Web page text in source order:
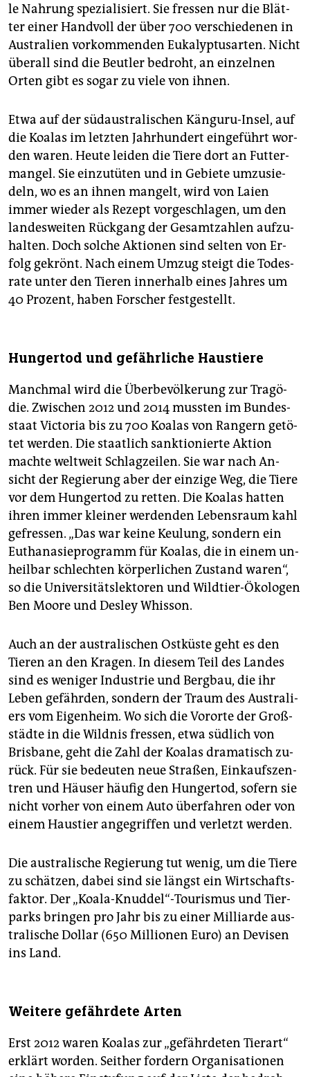
le Nah­rung spe­zia­li­siert. Sie fres­sen nur die Blät­
ter einer Hand­voll der über 700 ver­schie­de­nen in
Aus­tra­li­en vor­kom­men­den Eu­ka­lyp­tus­ar­ten. Nicht
über­all sind die Beut­ler be­droht, an ein­zel­nen
Orten gibt es sogar zu viele von ihnen.
Etwa auf der süd­aus­tra­li­schen Kän­gu­ru-In­sel, auf
die Koa­las im letz­ten Jahr­hun­dert ein­ge­führt wor­
den waren. Heute lei­den die Tiere dort an Fut­ter­
man­gel. Sie ein­zu­tü­ten und in Ge­bie­te um­zu­sie­
deln, wo es an ihnen man­gelt, wird von Laien
immer wie­der als Re­zept vor­ge­schla­gen, um den
lan­des­wei­ten Rück­gang der Ge­samt­zah­len auf­zu­
hal­ten. Doch sol­che Ak­tio­nen sind sel­ten von Er­
folg ge­krönt. Nach einem Umzug steigt die To­des­
ra­te unter den Tie­ren in­ner­halb eines Jah­res um
40 Pro­zent, haben For­scher fest­ge­stellt.
Hungertod und gefährliche Haustiere
Manch­mal wird die Über­be­völ­ke­rung zur Tra­gö­
die. Zwi­schen 2012 und 2014 muss­ten im Bun­des­
staat Vic­to­ria bis zu 700 Koa­las von Ran­gern ge­tö­
tet wer­den. Die staat­lich sank­tio­nier­te Ak­ti­on
mach­te welt­weit Schlag­zei­len. Sie war nach An­
sicht der Re­gie­rung aber der ein­zi­ge Weg, die Tiere
vor dem Hun­ger­tod zu ret­ten. Die Koa­las hat­ten
ihren immer klei­ner wer­den­den Le­bens­raum kahl
ge­fres­sen. „Das war keine Keu­lung, son­dern ein
Eu­tha­na­sie­pro­gramm für Koa­las, die in einem un­
heil­bar schlech­ten kör­per­li­chen Zu­stand waren“,
so die Uni­ver­si­täts­lek­to­ren und Wild­tier-Öko­lo­gen
Ben Moore und Des­ley Whis­son.
Auch an der aus­tra­li­schen Ost­küs­te geht es den
Tie­ren an den Kra­gen. In die­sem Teil des Lan­des
sind es we­ni­ger In­dus­trie und Berg­bau, die ihr
Leben ge­fähr­den, son­dern der Traum des Aus­tra­li­
ers vom Ei­gen­heim. Wo sich die Vor­or­te der Groß­
städ­te in die Wild­nis fres­sen, etwa süd­lich von
Bris­bane, geht die Zahl der Koa­las dra­ma­tisch zu­
rück. Für sie be­deu­ten neue Stra­ßen, Ein­kaufs­zen­
tren und Häu­ser häu­fig den Hun­ger­tod, so­fern sie
nicht vor­her von einem Auto über­fah­ren oder von
einem Haus­tier an­ge­grif­fen und ver­letzt wer­den.
Die aus­tra­li­sche Re­gie­rung tut wenig, um die Tiere
zu schät­zen, dabei sind sie längst ein Wirt­schafts­
fak­tor. Der „Koa­la-Knud­del“-Tou­ris­mus und Tier­
parks brin­gen pro Jahr bis zu einer Mil­li­ar­de aus­
tra­li­sche Dol­lar (650 Mil­lio­nen Euro) an De­vi­sen
ins Land.
Weitere gefährdete Arten
Erst 2012 waren Koa­las zur „ge­fähr­de­ten Tier­art“
er­klärt wor­den. Seit­her for­dern Or­ga­ni­sa­tio­nen